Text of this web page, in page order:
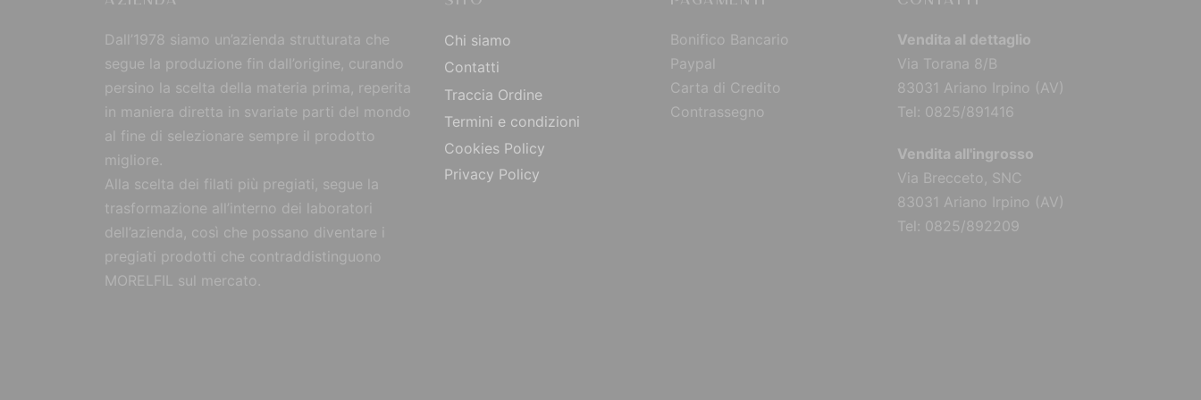
Dall’1978 siamo un’azienda strutturata che
segue la produzione fin dall’origine, curando
persino la scelta della materia prima, reperita
in maniera diretta in svariate parti del mondo
al fine di selezionare sempre il prodotto
migliore.
Alla scelta dei filati più pregiati, segue la
trasformazione all’interno dei laboratori
dell’azienda, così che possano diventare i
pregiati prodotti che contraddistinguono
MORELFIL sul mercato.
Chi siamo
Contatti
Traccia Ordine
Termini e condizioni
Cookies Policy
Privacy Policy
Bonifico Bancario
Paypal
Carta di Credito
Contrassegno
Vendita al dettaglio
Via Torana 8/B
83031 Ariano Irpino (AV)
Tel: 0825/891416
Vendita all'ingrosso
Via Brecceto, SNC
83031 Ariano Irpino (AV)
Tel: 0825/892209